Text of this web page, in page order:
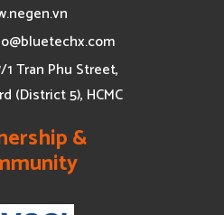
Tran Phu Street,
(District 5), HCMC
&